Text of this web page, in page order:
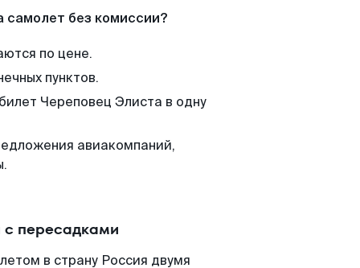
самолет без комиссии?
по цене.
пунктов.
Череповец Элиста в одну
авиакомпаний,
с пересадками
в страну Россия двумя